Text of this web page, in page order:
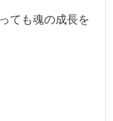
ても魂の成長を